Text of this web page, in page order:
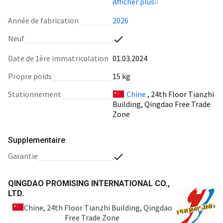
Turbine for Loader, Torque
Converter Turbine for China
Loader, Torque Converter
Turbine for Wheel Loader
Turbine for China Loader
Turbine for China Loader
Turbine for China Wheel
Loader ZL20F, Torque
Converter Turbine for China
Année de fabrication
2026
Neuf
Date de 1ère immatriculation 01.03.2024
Propre poids
15 kg
Stationnement
Chine , 24th Floor Tianzhi
Building, Qingdao Free Trade
Zone
Supplementaire
garantie
QINGDAO PROMISING INTERNATIONAL CO.,
LTD.
Chine, 24th Floor Tianzhi Building, Qingdao
Free Trade Zone